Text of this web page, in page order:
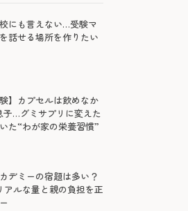
にも言えない…受験マ
話せる場所を作りたい
験】カプセルは飲めなか
子…グミサプリに変えた
た“わが家の栄養習慣”
デミーの宿題は多い？
アルな量と親の負担を正